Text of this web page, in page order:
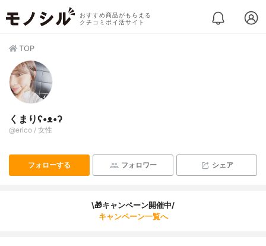
おすすめ商品がもらえる
クチコミポイ活サイト
TOP
くまりʕ•ᴥ•ʔ
@erico / 女性
フォローする フォロワー シェア
\🎁キャンペーン開催中/
キャンペーン一覧へ